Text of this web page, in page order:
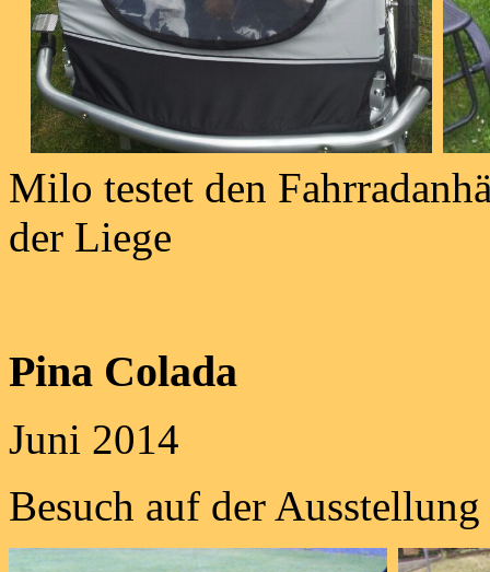
Milo testet den
der Liege
Pina Colada
Juni 2014
Besuch auf der